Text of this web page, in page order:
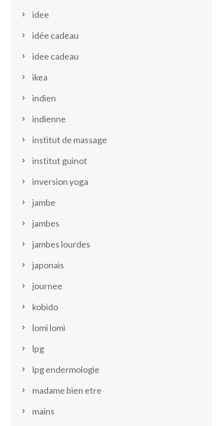
idee
idée cadeau
idee cadeau
ikea
indien
indienne
institut de massage
institut guinot
inversion yoga
jambe
jambes
jambes lourdes
japonais
journee
kobido
lomi lomi
lpg
lpg endermologie
madame bien etre
mains